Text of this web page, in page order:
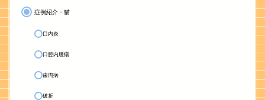
症例紹介・猫
口内炎
口腔内腫瘍
歯周病
破折